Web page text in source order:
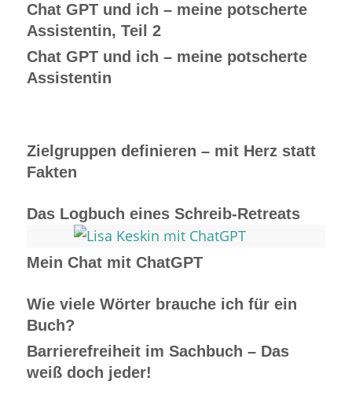
Chat GPT und ich – meine potscherte
Assistentin, Teil 2
Chat GPT und ich – meine potscherte
Assistentin
Zielgruppen definieren – mit Herz statt
Fakten
Das Logbuch eines Schreib-Retreats
Mein Chat mit ChatGPT
Wie viele Wörter brauche ich für ein
Buch?
Barrierefreiheit im Sachbuch – Das
weiß doch jeder!